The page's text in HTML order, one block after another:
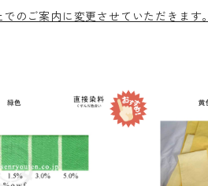
のご案内に変更させていただきます。